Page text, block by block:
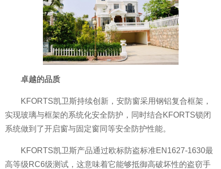
卓越的品质
KFORTS凯卫斯持续创新，安防窗采用钢铝复合框架，
实现玻璃与框架的系统化安全防护，同时结合KFORTS锁闭
系统做到了开启窗与固定窗同等安全防护性能。
KFORTS凯卫斯产品通过欧标防盗标准EN1627-1630最
高等级RC6级测试，这意味着它能够抵御高破坏性的盗窃手